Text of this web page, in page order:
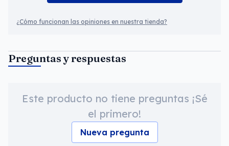
¿Cómo funcionan las opiniones en nuestra tienda?
Preguntas y respuestas
Este producto no tiene preguntas ¡Sé
el primero!
Nueva pregunta